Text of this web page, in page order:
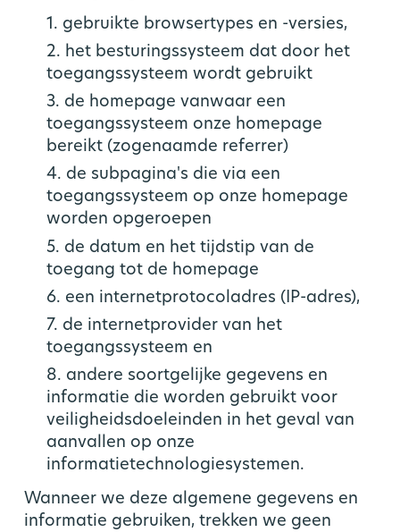
1. gebruikte browsertypes en -versies,
2. het besturingssysteem dat door het
toegangssysteem wordt gebruikt
3. de homepage vanwaar een
toegangssysteem onze homepage
bereikt (zogenaamde referrer)
4. de subpagina's die via een
toegangssysteem op onze homepage
worden opgeroepen
5. de datum en het tijdstip van de
toegang tot de homepage
6. een internetprotocoladres (IP-adres),
7. de internetprovider van het
toegangssysteem en
8. andere soortgelijke gegevens en
informatie die worden gebruikt voor
veiligheidsdoeleinden in het geval van
aanvallen op onze
informatietechnologiesystemen.
Wanneer we deze algemene gegevens en
informatie gebruiken, trekken we geen